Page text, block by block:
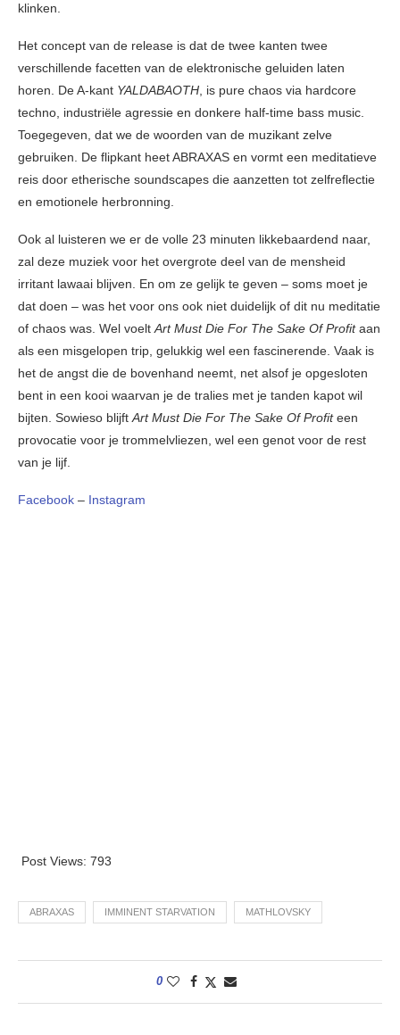
klinken.
Het concept van de release is dat de twee kanten twee
verschillende facetten van de elektronische geluiden laten
horen. De A-kant YALDABAOTH, is pure chaos via hardcore
techno, industriële agressie en donkere half-time bass music.
Toegegeven, dat we de woorden van de muzikant zelve
gebruiken. De flipkant heet ABRAXAS en vormt een meditatieve
reis door etherische soundscapes die aanzetten tot zelfreflectie
en emotionele herbronning.
Ook al luisteren we er de volle 23 minuten likkebaardend naar,
zal deze muziek voor het overgrote deel van de mensheid
irritant lawaai blijven. En om ze gelijk te geven – soms moet je
dat doen – was het voor ons ook niet duidelijk of dit nu meditatie
of chaos was. Wel voeltArt Must Die For The Sake Of Profitaan
als een misgelopen trip, gelukkig wel een fascinerende. Vaak is
het de angst die de bovenhand neemt, net alsof je opgesloten
bent in een kooi waarvan je de tralies met je tanden kapot wil
bijten. Sowieso blijftArt Must Die For The Sake Of Profiteen
provocatie voor je trommelvliezen, wel een genot voor de rest
van je lijf.
Facebook – Instagram
Post Views: 793
ABRAXAS IMMINENT STARVATION MATHLOVSKY
0